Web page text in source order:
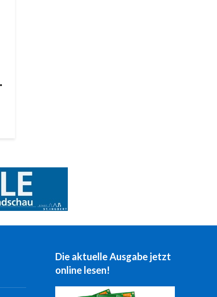
Die aktuelle Ausgabe jetzt
online lesen!